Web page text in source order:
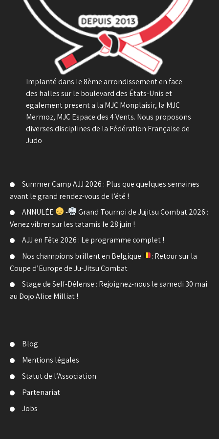
Implanté dans le 8ème arrondissement en face
des halles sur le boulevard des États-Unis et
egalement present a la MJC Monplaisir, la MJC
Mermoz, MJC Espace des 4 Vents. Nous proposons
diverses disciplines de la Fédération Française de
Judo
Summer Camp AJJ 2026 : Plus que quelques semaines
avant le grand rendez-vous de l’été !
ANNULÉE
-
Grand Tournoi de Jujitsu Combat 2026 :
Venez vibrer sur les tatamis le 28 juin !
AJJ en Fête 2026 : Le programme complet !
Nos champions brillent en Belgique
: Retour sur la
Coupe d’Europe de Ju-Jitsu Combat
Stage de Self-Défense : Rejoignez-nous le samedi 30 mai
au Dojo Alice Milliat !
Blog
Mentions légales
Statut de l’Association
Partenariat
Jobs